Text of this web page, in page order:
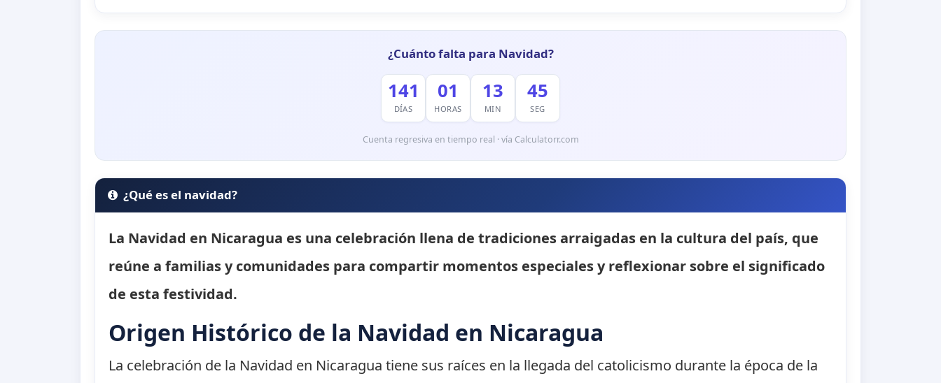
¿Cuánto falta para Navidad?
141
DÍAS
01
HORAS
13
MIN
44
SEG
Cuenta regresiva en tiempo real · vía Calculatorr.com
¿Qué es el navidad?
La Navidad en Nicaragua es una celebración llena de tradiciones arraigadas en la cultura del país, que
reúne a familias y comunidades para compartir momentos especiales y reflexionar sobre el significado
de esta festividad.
Origen Histórico de la Navidad en Nicaragua
La celebración de la Navidad en Nicaragua tiene sus raíces en la llegada del catolicismo durante la época de la